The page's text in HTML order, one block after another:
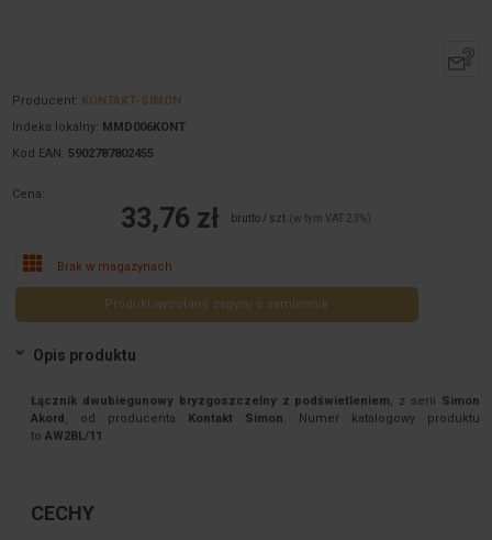
Producent: KONTAKT-SIMON
Indeks lokalny: MMD006KONT
Kod EAN: 5902787802455
Cena:
33,76 zł brutto / szt. (w tym VAT 23%)
Brak w magazynach
Produkt wycofany, zapytaj o zamiennik
Opis produktu
Łącznik dwubiegunowy bryzgoszczelny z podświetleniem, z serii Simon
Akord , od producenta Kontakt Simon. Numer katalogowy produktu
toAW2BL/11 .
CECHY